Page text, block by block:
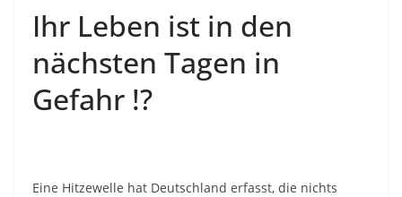
Ihr Leben ist in den
nächsten Tagen in
Gefahr !?
Eine Hitzewelle hat Deutschland erfasst, die nichts